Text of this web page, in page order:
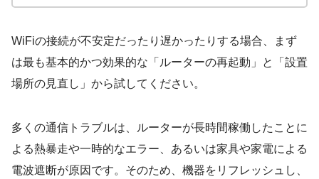
WiFiの接続が不安定だったり遅かったりする場合、まず
は最も基本的かつ効果的な「ルーターの再起動」と「設置
場所の見直し」から試してください。
多くの通信トラブルは、ルーターが長時間稼働したことに
よる熱暴走や一時的なエラー、あるいは家具や家電による
電波遮断が原因です。そのため、機器をリフレッシュし、